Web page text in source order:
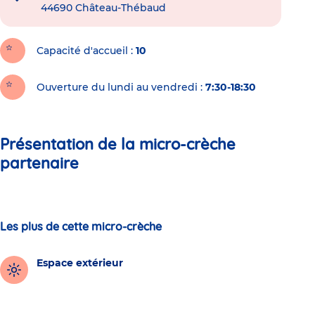
44690 Château-Thébaud
Capacité d'accueil 10
Ouverture du lundi au vendredi : 7:30-18:30
Présentation de la micro-crèche
partenaire
Les plus de cette micro-crèche
Espace extérieur